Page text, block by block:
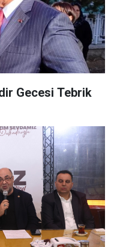
Gecesi Tebrik